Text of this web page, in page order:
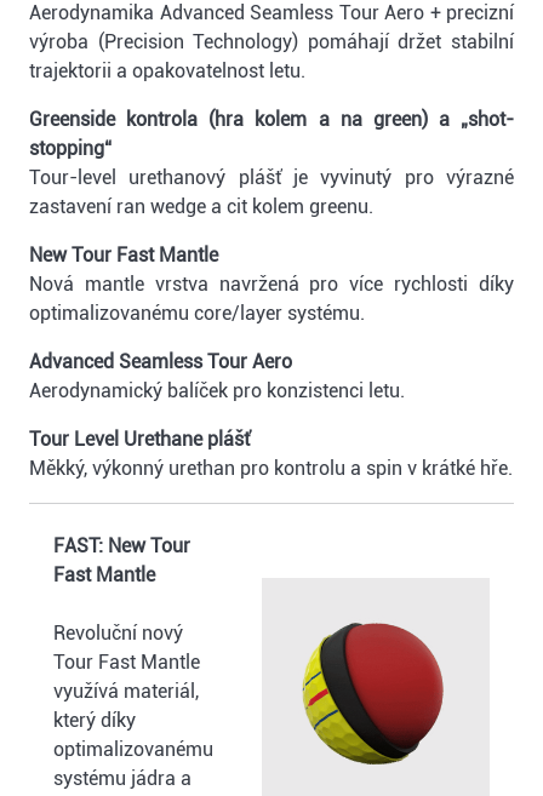
Aerodynamika Advanced Seamless Tour Aero + precizní
výroba (Precision Technology) pomáhají držet stabilní
trajektorii a opakovatelnost letu.
Greenside kontrola (hra kolem a na green) a „shot-
stopping“
Tour-level urethanový plášť je vyvinutý pro výrazné
zastavení ran wedge a cit kolem greenu.
New Tour Fast Mantle
Nová mantle vrstva navržená pro více rychlosti díky
optimalizovanému core/layer systému.
Advanced Seamless Tour Aero
Aerodynamický balíček pro konzistenci letu.
Tour Level Urethane plášť
Měkký, výkonný urethan pro kontrolu a spin v krátké hře.
FAST: New Tour
Fast Mantle
Revoluční nový
Tour Fast Mantle
využívá materiál,
který díky
optimalizovanému
systému jádra a